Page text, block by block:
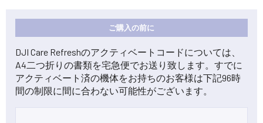
ご購入の前に
DJI Care Refreshのアクティベートコードについては、
A4二つ折りの書類を宅急便でお送り致します。すでに
アクティベート済の機体をお持ちのお客様は下記96時
間の制限に間に合わない可能性がございます。